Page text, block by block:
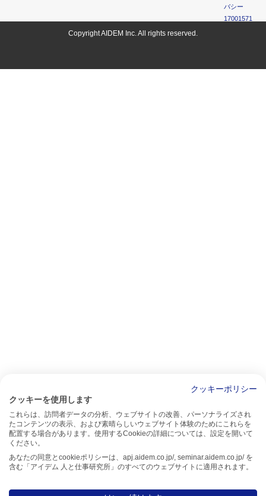
Copyright AIDEM Inc. All rights reserved.
クッキーポリシー
クッキーを使用します
これらは、訪問者データの分析、ウェブサイトの改善、パーソナライズされ
たコンテンツの表示、および素晴らしいウェブサイト体験のためにこれらを
配置する場合があります。使用するCookieの詳細については、設定を開いて
ください。
あなたの同意とcookieポリシーは、apj.aidem.co.jp/, seminar.aidem.co.jp/ を
含む「アイデム 人と仕事研究所」のすべてのウェブサイトに適用されます。